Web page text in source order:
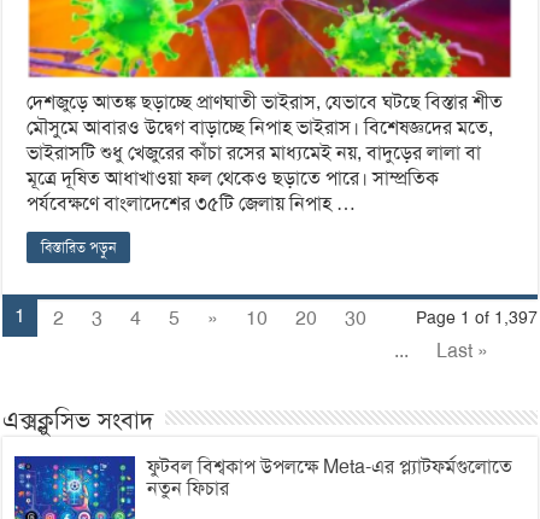
দেশজুড়ে আতঙ্ক ছড়াচ্ছে প্রাণঘাতী ভাইরাস, যেভাবে ঘটছে বিস্তার শীত
মৌসুমে আবারও উদ্বেগ বাড়াচ্ছে নিপাহ ভাইরাস। বিশেষজ্ঞদের মতে,
ভাইরাসটি শুধু খেজুরের কাঁচা রসের মাধ্যমেই নয়, বাদুড়ের লালা বা
মূত্রে দূষিত আধাখাওয়া ফল থেকেও ছড়াতে পারে। সাম্প্রতিক
পর্যবেক্ষণে বাংলাদেশের ৩৫টি জেলায় নিপাহ …
বিস্তারিত পড়ুন
Page 1 of 1,397
1 2 3 4 5 » 10 20
30
...
Last »
এক্সক্লুসিভ সংবাদ
ফুটবল বিশ্বকাপ উপলক্ষে Meta-এর প্ল্যাটফর্মগুলোতে
নতুন ফিচার